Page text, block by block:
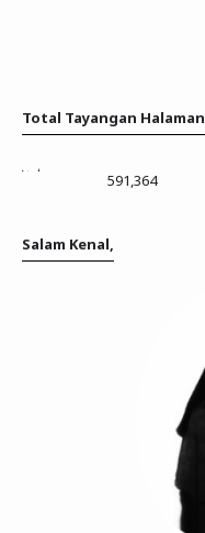
Total Tayangan Halaman
591,364
Salam Kenal,